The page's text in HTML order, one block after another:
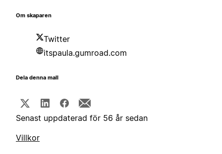
Om skaparen
Twitter
itspaula.gumroad.com
Dela denna mall
Senast uppdaterad för 56 år sedan
Villkor